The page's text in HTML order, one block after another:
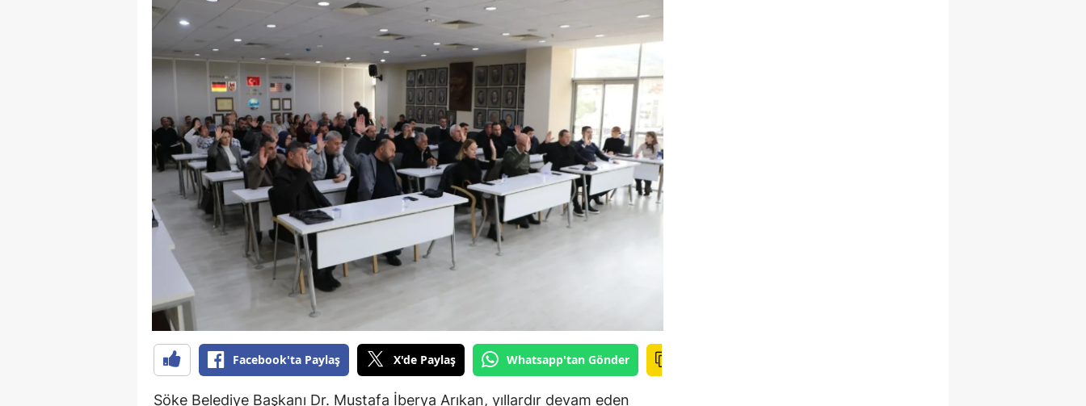
Ardahan
Yalova
Karabük
Kilis
Osmaniye
Düzce
Facebook'ta Paylaş X'de Paylaş Whatsapp'tan Gönder
Söke Belediye Başkanı Dr. Mustafa İberya Arıkan, yıllardır devam eden